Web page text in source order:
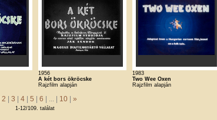
1956
A két bors ökröcske
Rajzfilm alapján
1983
Two Wee Oxen
Rajzfilm alapján
2 | 3 | 4 | 5 | 6 | ... | 10 | »
1-12/109. találat